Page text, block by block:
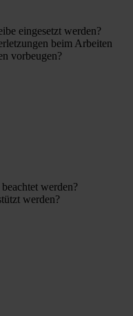
eingesetzt werden?
beim Arbeiten
vorbeugen?
werden?
werden?